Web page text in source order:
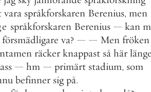
vara språkforskaren Berenius, men
språkforskaren Berenius — kan
försmädligare va? — — Men fröken
räcker knappast så här
— hm — primärt stadium, som
befinner sig på.